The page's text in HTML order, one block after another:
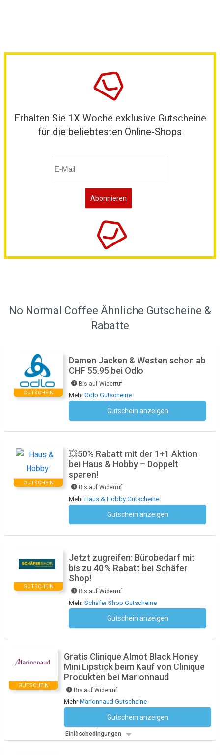
Erhalten Sie 1X Woche exklusive Gutscheine
für die beliebtesten Online-Shops
No Normal Coffee Ähnliche Gutscheine &
Rabatte
GUTSCHEIN
Damen Jacken & Westen schon ab
CHF 55.95 bei Odlo
Bis auf Widerruf
MehrOdlo Gutscheine
Gutschein anzeigen
GUTSCHEIN
💥50% Rabatt mit der 1+1 Aktion
bei Haus & Hobby – Doppelt
sparen!
Bis auf Widerruf
MehrHaus & Hobby Gutscheine
Gutschein anzeigen
GUTSCHEIN
Jetzt zugreifen: Bürobedarf mit
bis zu 40 % Rabatt bei Schäfer
Shop!
Bis auf Widerruf
MehrSchäfer Shop Gutscheine
Gutschein anzeigen
GUTSCHEIN
Gratis Clinique Almot Black Honey
Mini Lipstick beim Kauf von Clinique
Produkten bei Marionnaud
Bis auf Widerruf
MehrMarionnaud Gutscheine
Gutschein anzeigen
Einlösebedingungen